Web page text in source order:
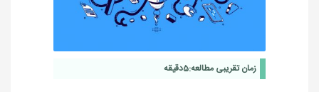
زمان تقریبی مطالعه:5دقیقه